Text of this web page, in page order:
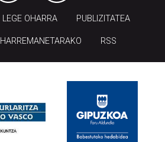
LEGE OHARRA PUBLIZITATEA
HARREMANETARAKO RSS